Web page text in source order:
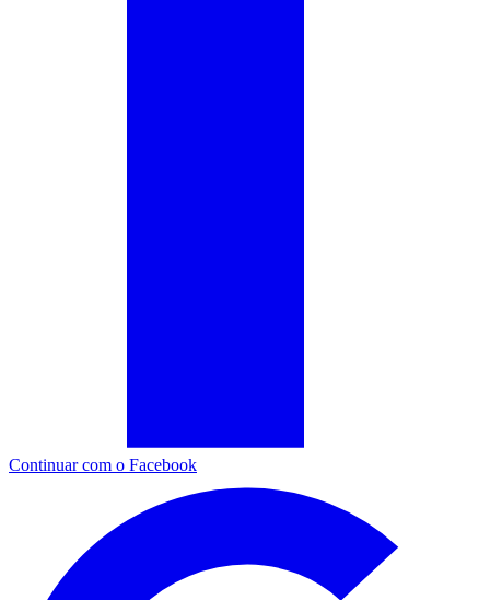
Continuar com o Facebook